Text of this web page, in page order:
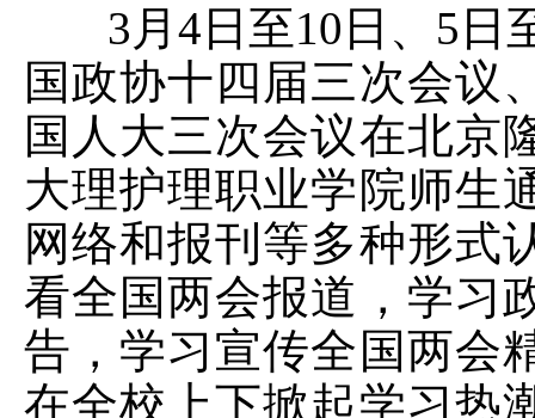
3 月 4 日至10 日、 5 日
国政协十四届三次会议
国人大三次会议在北京
大理护理职业学院师生
网络和报刊等多种形式
看全国两会报道，学习
告，学习宣传全国两会
在全校上下掀起学习热